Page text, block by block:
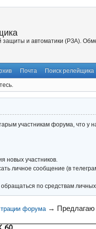
и автоматики (РЗА).
Почта Поиск релейщика
участникам форума, что у
новых участников.
личное сообщение (в
по средствам
форума → Предлагаю